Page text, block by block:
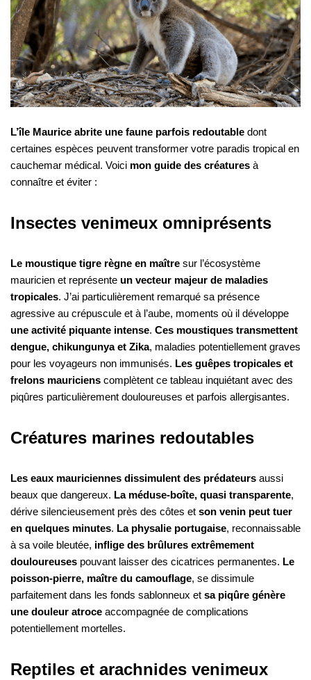
L’île Maurice abrite une faune parfois redoutable dont
certaines espèces peuvent transformer votre paradis tropical en
cauchemar médical. Voici mon guide des créatures à
connaître et éviter :
Insectes venimeux omniprésents
Le moustique tigre règne en maître sur l’écosystème
mauricien et représente un vecteur majeur de maladies
tropicales. J’ai particulièrement remarqué sa présence
agressive au crépuscule et à l’aube, moments où il développe
une activité piquante intense. Ces moustiques transmettent
dengue, chikungunya et Zika, maladies potentiellement graves
pour les voyageurs non immunisés. Les guêpes tropicales et
frelons mauriciens complètent ce tableau inquiétant avec des
piqûres particulièrement douloureuses et parfois allergisantes.
Créatures marines redoutables
Les eaux mauriciennes dissimulent des prédateurs aussi
beaux que dangereux. La méduse-boîte, quasi transparente,
dérive silencieusement près des côtes et son venin peut tuer
en quelques minutes. La physalie portugaise, reconnaissable
à sa voile bleutée, inflige des brûlures extrêmement
douloureuses pouvant laisser des cicatrices permanentes. Le
poisson-pierre, maître du camouflage, se dissimule
parfaitement dans les fonds sablonneux et sa piqûre génère
une douleur atroce accompagnée de complications
potentiellement mortelles.
Reptiles et arachnides venimeux